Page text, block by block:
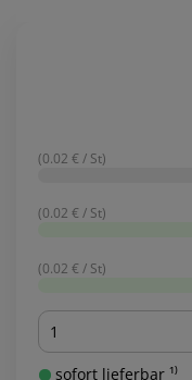
(0.02 € / St)
(0.02 € / St)
(0.02 € / St)
Menge
sofort lieferbar ¹⁾